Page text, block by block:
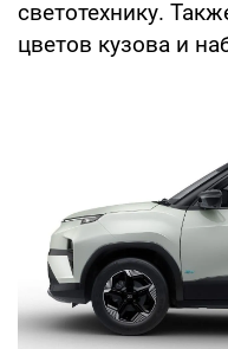
светотехнику.
цветов кузова и